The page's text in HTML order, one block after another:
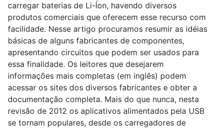
carregar baterias de Li-Íon, havendo diversos
produtos comerciais que oferecem esse recurso com
facilidade. Nesse artigo procuramos resumir as idéias
básicas de alguns fabricantes de componentes,
apresentando circuitos que podem ser usados para
essa finalidade. Os leitores que desejarem
informações mais completas (em inglês) podem
acessar os sites dos diversos fabricantes e obter a
documentação completa. Mais do que nunca, nesta
revisão de 2012 os aplicativos alimentados pela USB
se tornam populares, desde os carregadores de